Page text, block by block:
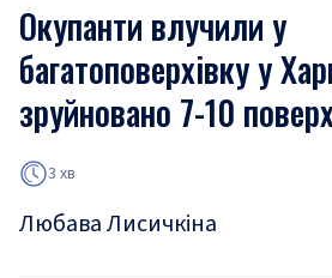
Окупанти влучили у
багатоповерхівку у
зруйновано 7-10
3 хв
Любава Лисичкіна